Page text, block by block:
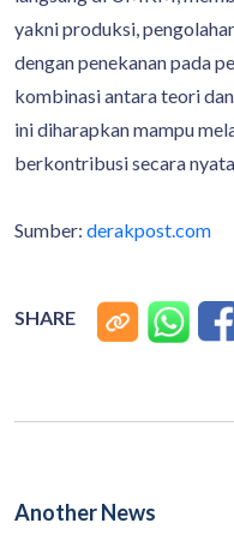
yakni produksi,
dengan penekanan pada
kombinasi antara teori
ini diharapkan mampu
berkontribusi secara
Sumber: derakpost.com
SHARE
Another News